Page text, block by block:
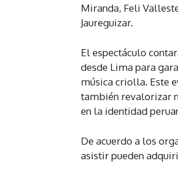
Miranda, Feli
Jaureguizar.
El espectáculo
desde Lima para
música criolla. Este
también revalorizar
en la identidad
De acuerdo a los
asistir pueden